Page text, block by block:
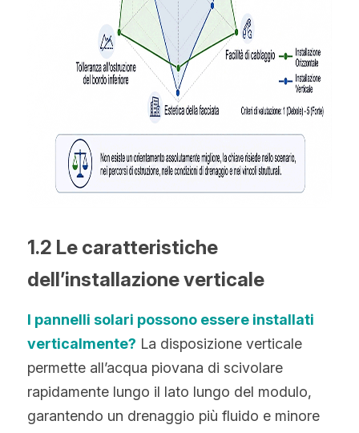
1.2 Le caratteristiche
dell’installazione verticale
I pannelli solari possono essere installati
verticalmente? La disposizione verticale
permette all’acqua piovana di scivolare
rapidamente lungo il lato lungo del modulo,
garantendo un drenaggio più fluido e minore